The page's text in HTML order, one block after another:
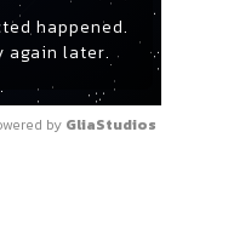
happened.
again later.
by GliaStudios